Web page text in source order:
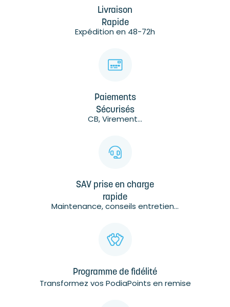
Livraison
Rapide
Expédition en 48-72h
Paiements
Sécurisés
CB, Virement...
SAV prise en charge
rapide
Maintenance, conseils entretien...
Programme de fidélité
Transformez vos PodiaPoints en remise